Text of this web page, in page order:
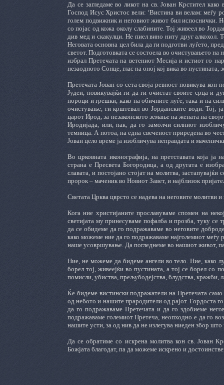
Да се загледаме во ликот на св. Јован Крстител
Господ Исус Христос вели: ‘Вистина ви велам: меѓу
голем подвижник и неговиот живот бил испоснички.
со појас од кожа околу слабините. Тој живеел во
див мед и скакулци. Не пиел вино ниту друг алкохол.
Неговата основна цел била да ги подготви луѓето,
светот. Подготовката се состоела во очистувањето
избрал Претечата на ветениот Месија и истиот го
незаодното Сонце, глас на оној кој вика во пустината,
Претечата Јован со сета своја ревност повикува кон
Јудеи, повикувајќи ги да ги очистат своите срца и
пороци и грешки, како на обичните луѓе, така и на
очистување, ги крштевал во Јорданските води. Тој,
царот Ирод, за незаконското земање на жената на
Иродијада, или, пак, да го замолчи силниот
темница. А потоа, на една свеченост приредена во
Јован цело време ја изобличува неправдата и
Во црковната иконографија, на претставата која
страна е Пресвета Богородица, а од другата е
славата, и постојано стојат на молитва,
пророк – маченик во Новиот Завет, и најблизок
Светата Црква цврсто се надева на неговите молитви
Кога ние христијаните прославуваме спомен на
светијата му принесуваме пофалба и прозба, туку
да се обидеме да го подражаваме во неговите
како можеме ние да го подражаваме најголемиот
наше усовршување. Да погледнеме во нашиот живот,
Ние, не можеме да бидеме ангели во тело. Ние, како
борел тој, живеејќи во пустината, а тој се борел со
помисли, убиства, прељубодејства, блудства,
Ќе бидеме вистински подражатели на Претечата
од небото и нашите прародители од рајот. Гордоста
да го подражаваме Претечата и да го здобиеме
подражаваме големиот Претеча, неопходно е да го
нашите усти, за од нив да не излегува ниеден збор
Да се обратиме со искрена молитва кон св. Јован
Божјата благодат, па да можеме искрено и